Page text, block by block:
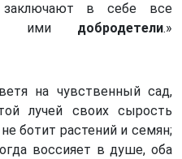
в себе все
ими добродетели.»
на чувственный сад,
лучей своих сырость
ботит растений и семян;
воссияет в душе, оба